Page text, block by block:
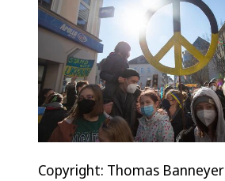
Copyright: Thomas Banneyer